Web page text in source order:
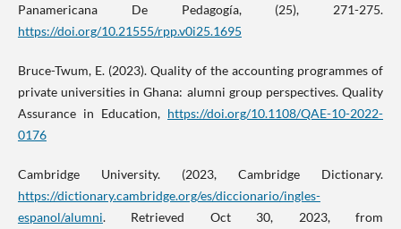
Panamericana De Pedagogía, (25), 271-275.
https://doi.org/10.21555/rpp.v0i25.1695
Bruce-Twum, E. (2023). Quality of the accounting programmes of
private universities in Ghana: alumni group perspectives. Quality
Assurance in Education, https://doi.org/10.1108/QAE-10-2022-
0176
Cambridge University. (2023, Cambridge Dictionary.
https://dictionary.cambridge.org/es/diccionario/ingles-
espanol/alumni. Retrieved Oct 30, 2023, from